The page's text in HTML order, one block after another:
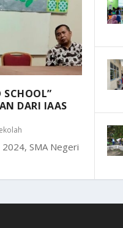
SCHOOL”
DARI IAAS
SMA Negeri